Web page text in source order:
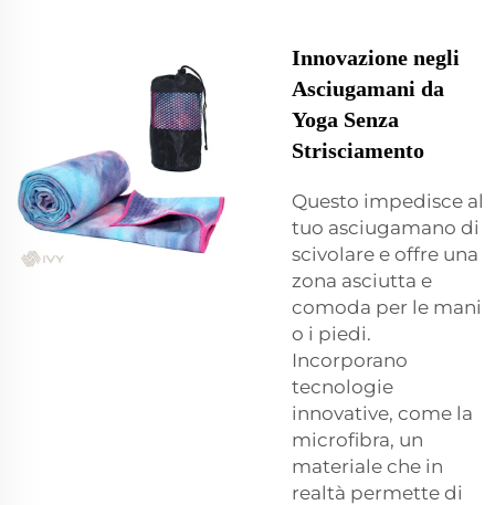
Innovazione negli
Asciugamani da
Yoga Senza
Strisciamento
Questo impedisce al
tuo asciugamano di
scivolare e offre una
zona asciutta e
comoda per le mani
o i piedi.
Incorporano
tecnologie
innovative, come la
microfibra, un
materiale che in
realtà permette di